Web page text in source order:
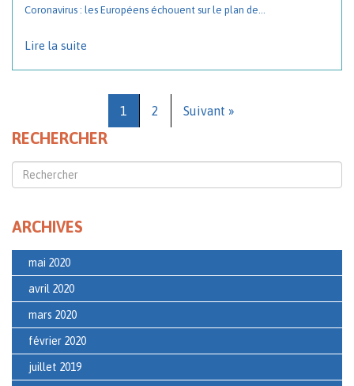
Coronavirus : les Européens échouent sur le plan de...
Lire la suite
1 2 Suivant »
RECHERCHER
ARCHIVES
mai 2020
avril 2020
mars 2020
février 2020
juillet 2019